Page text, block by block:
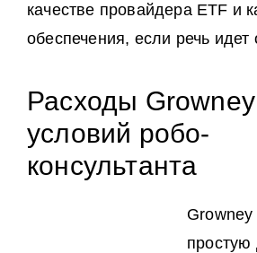
качестве провайдера ETF и
обеспечения, если речь идет
Расходы
условий робо-
консультанта
Growney
простую